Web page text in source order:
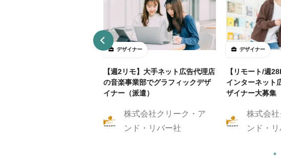
デザイナー
【週2リモ】大手ネット広告代理店
の音楽事業部でグラフィックデザ
イナー（派遣）
株式会社クリーク・ア
ンド・リバー社
デザイナー
【リモート/週
インターネット
ザイナー大募集
株式会
ンド・